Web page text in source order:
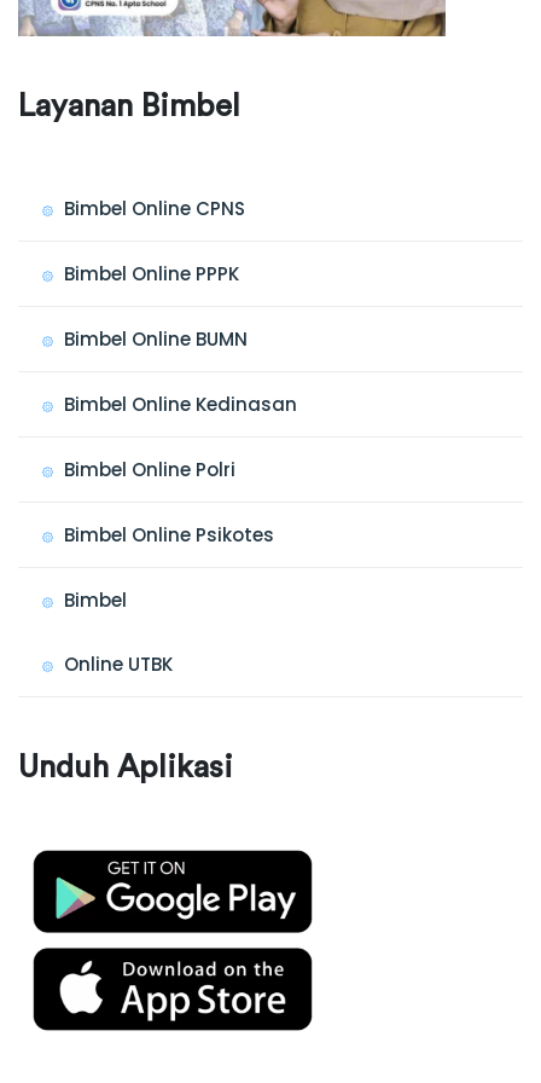
Layanan Bimbel
Bimbel Online CPNS
Bimbel Online PPPK
Bimbel Online BUMN
Bimbel Online Kedinasan
Bimbel Online Polri
Bimbel Online Psikotes
Bimbel
Online UTBK
Unduh Aplikasi